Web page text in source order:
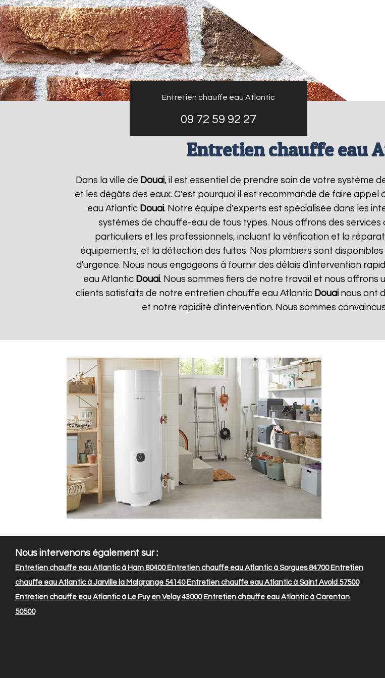
Entretien chauffe eau Atlantic
09 72 59 92 27
Entretien chauffe eau
Dans la ville de Douai, il est essentiel de prendre soin de votre système
et les dégâts des eaux. C'est pourquoi il est recommandé de faire
eau Atlantic Douai. Notre équipe d'experts est spécialisée dans les
systèmes de chauffe-eau de tous types. Nous offrons des
particuliers et les professionnels, incluant la vérification et la
équipements, et la détection des fuites. Nos plombiers sont
d'urgence. Nous nous engageons à fournir des délais d'intervention
eau Atlantic Douai. Nous sommes fiers de notre travail et nous offrons
clients satisfaits de notre entretien chauffe eau Atlantic Douai nous ont
et notre rapidité d'intervention. Nous sommes
Nous intervenons également sur :
Entretien chauffe eau Atlantic à Ham 80400Entretien chauffe eau Atlantic à Sorgues 84700Entretien
chauffe eau Atlantic à Jarville la Malgrange 54140Entretien chauffe eau Atlantic à Saint Avold 57500
Entretien chauffe eau Atlantic à Le Puy en Velay 43000Entretien chauffe eau Atlantic à Carentan
50500